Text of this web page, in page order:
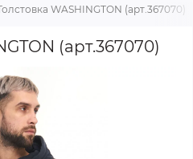
WASHINGTON (арт.367070)
(арт.367070)